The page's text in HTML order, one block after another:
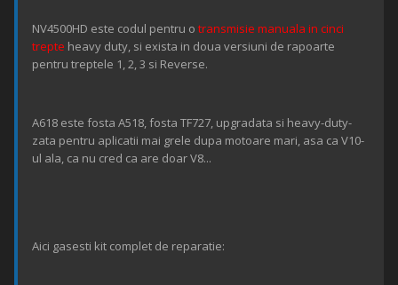
NV4500HD este codul pentru o transmisie manuala in cinci
trepte heavy duty, si exista in doua versiuni de rapoarte
pentru treptele 1, 2, 3 si Reverse.
A618 este fosta A518, fosta TF727, upgradata si heavy-duty-
zata pentru aplicatii mai grele dupa motoare mari, asa ca V10-
ul ala, ca nu cred ca are doar V8...
Aici gasesti kit complet de reparatie: